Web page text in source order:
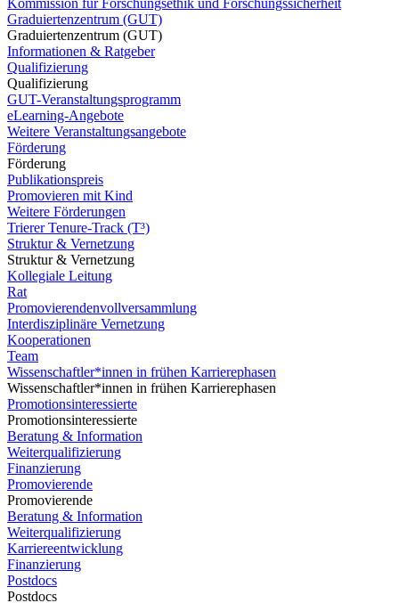
Kommission für Forschungsethik und Forschungssicherheit
Graduiertenzentrum (GUT)
Graduiertenzentrum (GUT)
Informationen & Ratgeber
Qualifizierung
Qualifizierung
GUT-Veranstaltungsprogramm
eLearning-Angebote
Weitere Veranstaltungsangebote
Förderung
Förderung
Publikationspreis
Promovieren mit Kind
Weitere Förderungen
Trierer Tenure-Track (T³)
Struktur & Vernetzung
Struktur & Vernetzung
Kollegiale Leitung
Rat
Promovierendenvollversammlung
Interdisziplinäre Vernetzung
Kooperationen
Team
Wissenschaftler*innen in frühen Karrierephasen
Wissenschaftler*innen in frühen Karrierephasen
Promotionsinteressierte
Promotionsinteressierte
Beratung & Information
Weiterqualifizierung
Finanzierung
Promovierende
Promovierende
Beratung & Information
Weiterqualifizierung
Karriereentwicklung
Finanzierung
Postdocs
Postdocs